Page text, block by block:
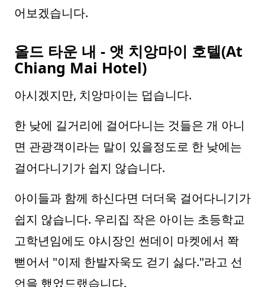
어보겠습니다.
올드 타운 내 - 앳 치앙마이 호텔(At
Chiang Mai Hotel)
아시겠지만, 치앙마이는 덥습니다.
한 낮에 길거리에 걸어다니는 것들은 개 아니
면 관광객이라는 말이 있을정도로 한 낮에는
걸어다니기가 쉽지 않습니다.
아이들과 함께 하신다면 더더욱 걸어다니기가
쉽지 않습니다. 우리집 작은 아이는 초등학교
고학년임에도 야시장인 썬데이 마켓에서 쫙
뻗어서 "이제 한발자욱도 걷기 싫다."라고 선
언을 했었드랬습니다.